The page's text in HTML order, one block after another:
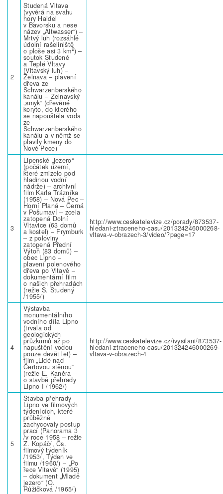
2
Studená Vltava
(vyvěrá na svahu
hory Haidel
v Bavorsku a nese
název „Altwasser“) –
Mrtvý luh (rozsáhlé
údolní rašeliniště
o ploše asi 3 km2) –
soutok Studené
a Teplé Vltavy
(Vltavský luh) –
Želnava – plavení
dřeva ze
Schwarzenberského
kanálu – Želnavský
„smyk“ (dřevěné
koryto, do kterého
se napouštěla voda
ze
Schwarzenberského
kanálu a v němž se
plavily kmeny do
Nové Pece)
3
Lipenské „jezero“
(počátek území,
které zmizelo pod
hladinou vodní
nádrže) – archivní
film Karla Trázníka
(1958) – Nová Pec –
Horní Planá – Černá
v Pošumaví – zcela
zatopená Dolní
Vltavice (63 domů
a kostel) – Frymburk
– z poloviny
zatopená Přední
Výtoň (83 domů) –
obec Lipno –
plavení polenového
dřeva po Vltavě –
dokumentární film
o našich přehradách
(režie S. Studený
/1955/)
http://www.ceskatelevize.cz/porady/873537-
hledani-ztraceneho-casu/201324246000268-
vltava-v-obrazech-3/video/?page=17
4
Výstavba
monumentálního
vodního díla Lipno
(trvala od
geologických
průzkumů až po
napuštění vodou
pouze devět let) –
film „Lidé nad
Čertovou stěnou“
(režie E. Kaněra –
o stavbě přehrady
Lipno I /1962/)
http://www.ceskatelevize.cz/ivysilani/873537-
hledani-ztraceneho-casu/201324246000269-
vltava-v-obrazech-4
5
Stavba přehrady
Lipno ve filmových
týdenících, které
průběžně
zachycovaly postup
prací (Panorama 3
/v roce 1958 – režie
Z. Kopáč/, Čs.
filmový týdeník
/1953/, Týden ve
filmu /1960/) – „Po
řece Vltavě“ (1995)
– dokument „Mladé
jezero“ (O.
Růžičková /1965/)